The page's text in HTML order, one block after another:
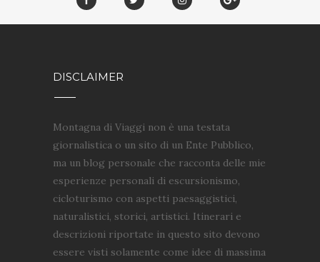
DISCLAIMER
Montagna di Viaggi non è una testata
giornalistica o un sito di un Ente Pubblico,
ma un blog personale che racconta delle mie
esperienze personali di escursionismo,
cicloturismo con aspetti paesaggistici,
naturalistici, storici, artistici. Itinerari e
descrizioni riportate in questo sito devono
essere visti solamente come idee di massima